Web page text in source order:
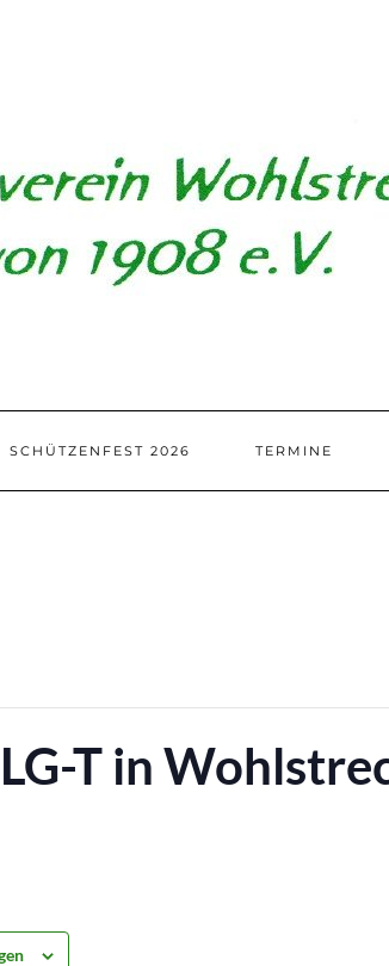
SCHÜTZENFEST 2026 TERMINE
T in